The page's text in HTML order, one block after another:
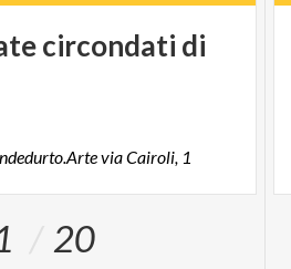
circondati di
viaCairoli, 1
20